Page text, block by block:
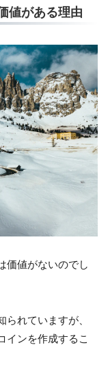
値がある理由
価値がないのでし
れていますが、
インを作成するこ